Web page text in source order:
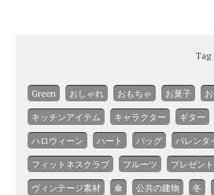
Tag
Green おしゃれ おもちゃ お菓子
キッチンアイテム キャラクター ギター
ハロウィーン ハート バッグ バレンタ
フィットネスクラブ フルーツ プレゼント
ヴィンテージ素材 傘 公共の建物 冬